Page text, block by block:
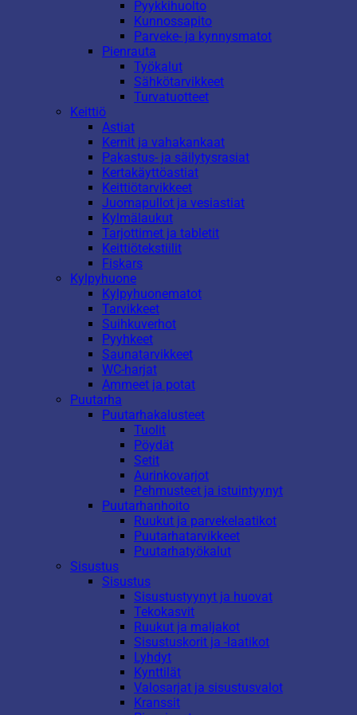
Pyykkihuolto
Kunnossapito
Parveke- ja kynnysmatot
Pienrauta
Työkalut
Sähkötarvikkeet
Turvatuotteet
Keittiö
Astiat
Kernit ja vahakankaat
Pakastus- ja säilytysrasiat
Kertakäyttöastiat
Keittiötarvikkeet
Juomapullot ja vesiastiat
Kylmälaukut
Tarjottimet ja tabletit
Keittiötekstiilit
Fiskars
Kylpyhuone
Kylpyhuonematot
Tarvikkeet
Suihkuverhot
Pyyhkeet
Saunatarvikkeet
WC-harjat
Ammeet ja potat
Puutarha
Puutarhakalusteet
Tuolit
Pöydät
Setit
Aurinkovarjot
Pehmusteet ja istuintyynyt
Puutarhanhoito
Ruukut ja parvekelaatikot
Puutarhatarvikkeet
Puutarhatyökalut
Sisustus
Sisustus
Sisustustyynyt ja huovat
Tekokasvit
Ruukut ja maljakot
Sisustuskorit ja -laatikot
Lyhdyt
Kynttilät
Valosarjat ja sisustusvalot
Kranssit